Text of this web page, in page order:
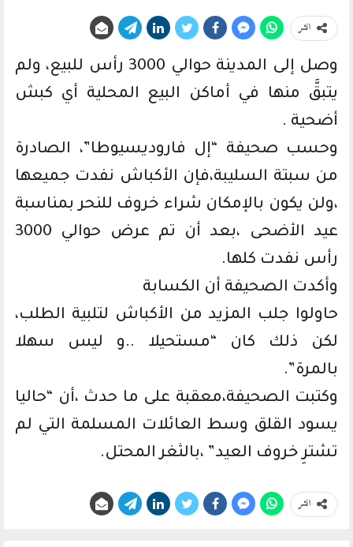
انشر
وصل إلى المدينة حوالي 3000 رأس للبيع، ولم
يتبقَّ منها في أماكن البيع المحلية أي كبش
أضحية .
وحسب صحيفة “إل فاروديسيوطا”، الصادرة
من سبتة السليبة،فإن الأكباش نفدت جميعها
،ولن يكون بالإمكان شراء خروف للنحر بمناسبة
عيد الأضحى ،بعد أن تم عرض حوالي 3000
رأس نفدت كلها.
وأكدت الصحيفة أن الكسابة
حاولوا جلب المزيد من الأكباش لتلبية الطلب،
لكن ذلك كان “مستحيلا ..و ليس سهلا
بالمرة”.
وكتبت الصحيفة،معقبة على ما حدث ،أن “حاليا
يسود القلق وسط العائلات المسلمة التي لم
تشترِ خروف العيد” ،بالثغر المحتل.
انشر